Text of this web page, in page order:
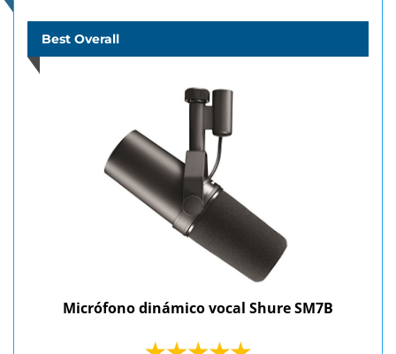
Best Overall
Micrófono dinámico vocal Shure SM7B